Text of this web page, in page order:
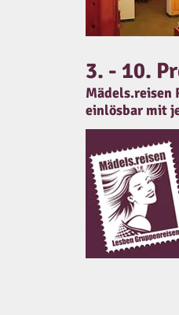
3. - 10.
Mädels.reisen
einlösbar mit